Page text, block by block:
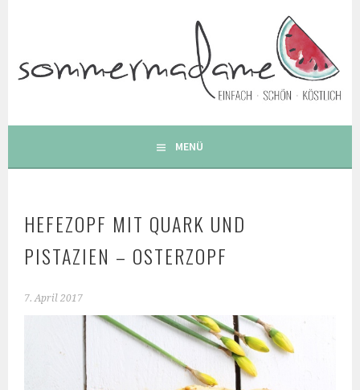
FOODBLOG – GESUNDE LECKERE EINFACHE BUNTE UND
BESONDERE REZEPTE
MENÜ
HEFEZOPF MIT QUARK UND
PISTAZIEN – OSTERZOPF
7. April 2017